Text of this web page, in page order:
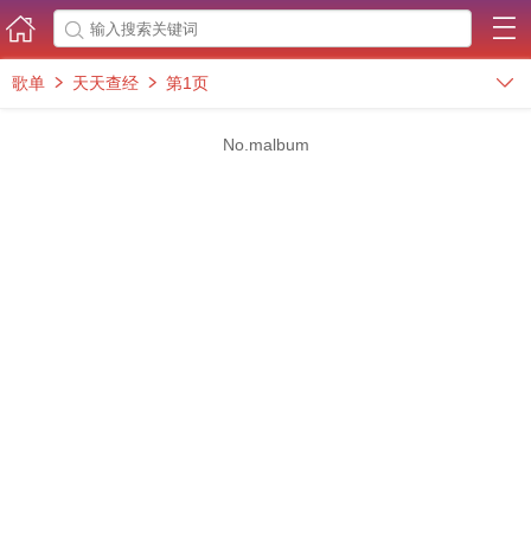
 

歌单  天天查经  第1页 
No.malbum